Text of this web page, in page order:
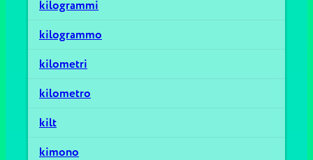
kilogrammi
kilogrammo
kilometri
kilometro
kilt
kimono